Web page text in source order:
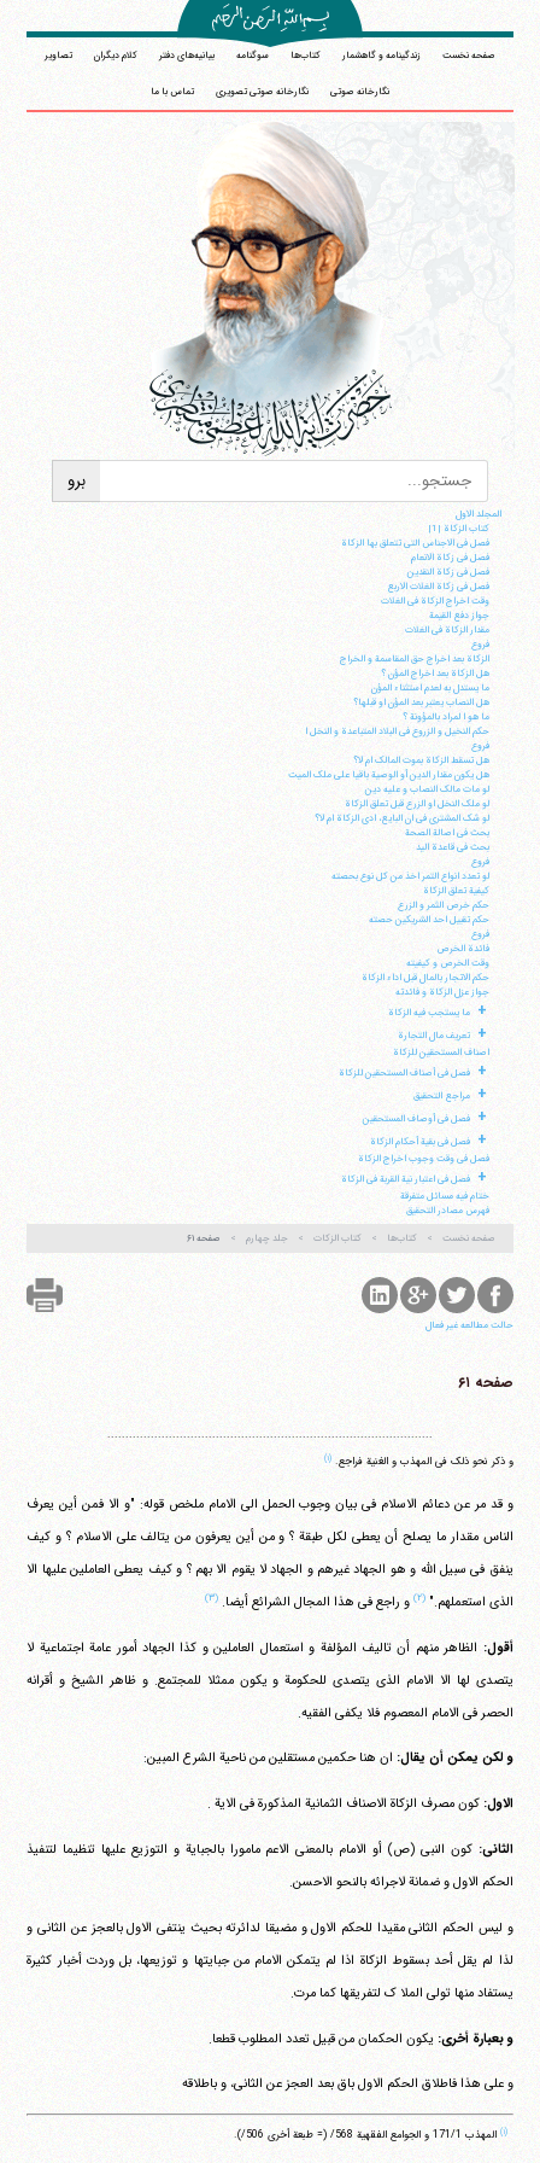
صفحه نخست زندگینامه و گاهشمار کتاب‌ها سوگنامه بیانیه‌های دفتر کلام دیگران تصاویر
نگارخانه صوتی نگارخانه صوتی تصویری تماس با ما
المجلد الاول
کتاب الزکاة |1|
فصل فی الاجناس التی تتعلق بها الزکاة
فصل فی زکاة الانعام
فصل فی زکاة النقدین
فصل فی زکاة الغلات الاربع
وقت اخراج الزکاة فی الغلات
جواز دفع القیمة
مقدار الزکاة فی الغلات
فروع
الزکاة بعد اخراج حق المقاسمة و الخراج
هل الزکاة بعد اخراج المؤن ؟
ما یستدل به لعدم استثناء المؤن
هل النصاب یعتبر بعد المؤن او قبلها؟
ما هو ا لمراد بالمؤونة ؟
حکم النخیل و الزروع فی البلاد المتباعدة و النخل ا
فروع
هل تسقط الزکاة بموت المالک ام لا؟
هل یکون مقدار الدین أو الوصیة باقیا علی ملک المیت
لو مات مالک النصاب و علیه دین
لو ملک النخل او الزرع قبل تعلق الزکاة
لو شک المشتری فی ان البایع، ادی الزکاة ام لا؟
بحث فی اصالة الصحة
بحث فی قاعدة الید
فروع
لو تعدد انواع التمر اخذ من کل نوع بحصته
کیفیة تعلق الزکاة
حکم خرص الثمر و الزرع
حکم تقبیل احد الشریکین حصته
فروع
فائدة الخرص
وقت الخرص و کیفیته
حکم الاتجار بالمال قبل اداء الزکاة
جواز عزل الزکاة و فائدته
+ ما یستجب فیه الزکاة
+
تعریف مال التجارة
اصناف المستحقین للزکاة
+ فصل فی أصناف المستحقین للزکاة
+ مراجع التحقیق
+ فصل فی أوصاف المستحقین
+
فصل فی بقیة أحکام الزکاة
فصل فی وقت وجوب اخراج الزکاة
+
فصل فی اعتبار نیة القربة فی الزکاة
ختام فیه مسائل متفرقة
فهرس مصادر التحقیق
صفحه نخست
کتاب‌ها کتاب الزکات جلد چهارم صفحه ۶۱
حالت مطالعه غیر فعال
صفحه ۶۱
..........................................................................................
و ذکر نحو ذلک فی المهذب و الغنیة فراجع.(۱)
و قد مر عن دعائم الاسلام فی بیان وجوب الحمل الی الامام ملخص قوله: "و الا فمن أین یعرف
الناس مقدار ما یصلح أن یعطی لکل طبقة ؟ و من أین یعرفون من یتالف علی الاسلام ؟ و کیف
ینفق فی سبیل الله و هو الجهاد غیرهم و الجهاد لا یقوم الا بهم ؟ و کیف یعطی العاملین علیها الا
الذی استعملهم."(۲) و راجع فی هذا المجال الشرائع أیضا.(۳)
أقول: الظاهر منهم أن تالیف المؤلفة و استعمال العاملین و کذا الجهاد أمور عامة اجتماعیة لا
یتصدی لها الا الامام الذی یتصدی للحکومة و یکون ممثلا للمجتمع. و ظاهر الشیخ و أقرانه
الحصر فی الامام المعصوم فلا یکفی الفقیه.
و لکن یمکن أن یقال: ان هنا حکمین مستقلین من ناحیة الشرع المبین:
الاول:کون مصرف الزکاة الاصناف الثمانیة المذکورة فی الایة .
الثانی:کون النبی (ص) أو الامام بالمعنی الاعم مامورا بالجبایة و التوزیع علیها تنظیما لتنفیذ
الحکم الاول و ضمانة لاجرائه بالنحو الاحسن.
و لیس الحکم الثانی مقیدا للحکم الاول و مضیقا لدائرته بحیث ینتفی الاول بالعجز عن الثانی و
لذا لم یقل أحد بسقوط الزکاة اذا لم یتمکن الامام من جبایتها و توزیعها، بل وردت أخبار کثیرة
یستفاد منها تولی الملا ک لتفریقها کما مرت.
و بعبارة أخری: یکون الحکمان من قبیل تعدد المطلوب قطعا.
و علی هذا فاطلاق الحکم الاول باق بعد العجز عن الثانی، و باطلاقه
(۱) المهذب ‏171/1 و الجوامع الفقهیة 568/ (= طبعة أخری 506/).
تلفن 37740011-25-98+ تا 14